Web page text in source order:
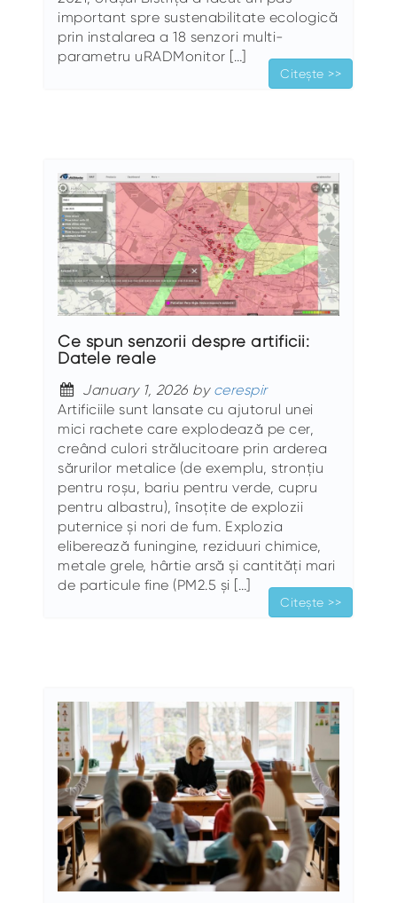
important spre sustenabilitate ecologică
prin instalarea a 18 senzori multi-
parametru uRADMonitor […]
Citește >>
Ce spun senzorii despre artificii:
Datele reale
January 1, 2026 by cerespir
Artificiile sunt lansate cu ajutorul unei
mici rachete care explodează pe cer,
creând culori strălucitoare prin arderea
sărurilor metalice (de exemplu, stronțiu
pentru roșu, bariu pentru verde, cupru
pentru albastru), însoțite de explozii
puternice și nori de fum. Explozia
eliberează funingine, reziduuri chimice,
metale grele, hârtie arsă și cantități mari
de particule fine (PM2.5 și […]
Citește >>